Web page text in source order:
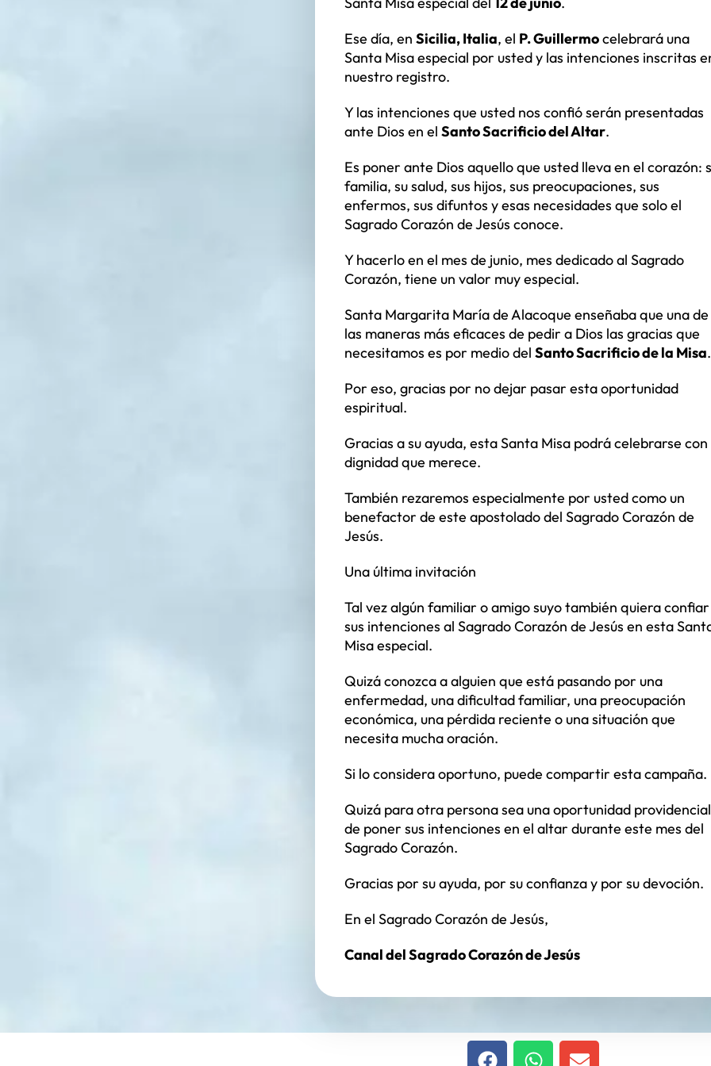
Ese día, en Sicilia, Italia, el P. Guillermocelebrará una
Santa Misa especial por usted y las intenciones inscritas
nuestro registro.
Y las intenciones que usted nos confió serán presentadas
ante Dios en el Santo Sacrificio del Altar.
Es poner ante Dios aquello que usted lleva en el corazón:
familia, su salud, sus hijos, sus preocupaciones, sus
enfermos, sus difuntos y esas necesidades que solo el
Sagrado Corazón de Jesús conoce.
Y hacerlo en el mes de junio, mes dedicado al Sagrado
Corazón, tiene un valor muy especial.
Santa Margarita María de Alacoque enseñaba que una de
las maneras más eficaces de pedir a Dios las gracias que
necesitamos es por medio del Santo Sacrificio de la Misa.
Por eso, gracias por no dejar pasar esta oportunidad
espiritual.
Gracias a su ayuda, esta Santa Misa podrá celebrarse con
dignidad que merece.
También rezaremos especialmente por usted como un
benefactor de este apostolado del Sagrado Corazón de
Jesús.
Una última invitación
Tal vez algún familiar o amigo suyo también quiera confiar
sus intenciones al Sagrado Corazón de Jesús en esta
Misa especial.
Quizá conozca a alguien que está pasando por una
enfermedad, una dificultad familiar, una preocupación
económica, una pérdida reciente o una situación que
necesita mucha oración.
Si lo considera oportuno, puede compartir esta campaña.
Quizá para otra persona sea una oportunidad providencial
de poner sus intenciones en el altar durante este mes del
Sagrado Corazón.
Gracias por su ayuda, por su confianza y por su devoción.
En el Sagrado Corazón de Jesús,
Canal del Sagrado Corazón de Jesús